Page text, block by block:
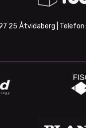
25 Åtvidaberg | Telefon: